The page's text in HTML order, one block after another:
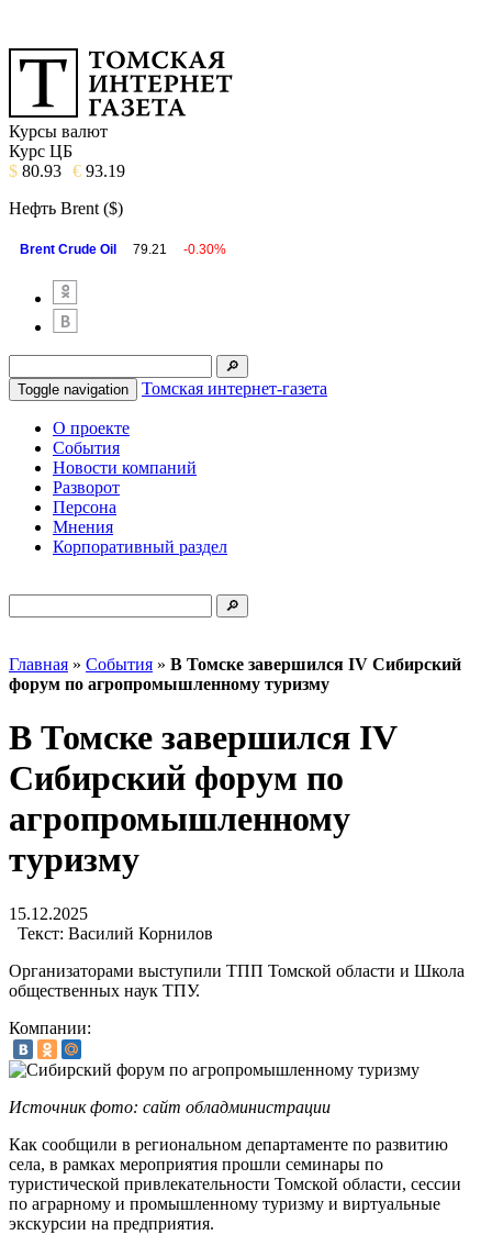
Курсы валют
Курс ЦБ
$ 80.93 € 93.19
Нефть Brent ($)
Brent Crude Oil 79.21 -0.30%
Toggle navigation Томская интернет-газета
О проекте
События
Новости компаний
Разворот
Персона
Мнения
Корпоративный раздел
Главная » События » В Томске завершился IV Сибирский
форум по агропромышленному туризму
В Томске завершился IV
Сибирский форум по
агропромышленному
туризму
15.12.2025
Текст: Василий Корнилов
Организаторами выступили ТПП Томской области и Школа
общественных наук ТПУ.
Компании:
Источник фото: сайт обладминистрации
Как сообщили в региональном департаменте по развитию
села, в рамках мероприятия прошли семинары по
туристической привлекательности Томской области, сессии
по аграрному и промышленному туризму и виртуальные
экскурсии на предприятия.